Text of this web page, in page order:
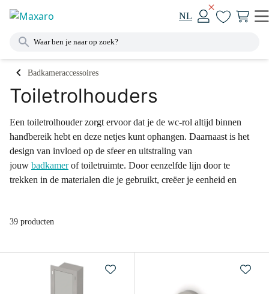
NL
Badkameraccessoires
Toiletrolhouders
Een toiletrolhouder zorgt ervoor dat je de wc-rol altijd binnen
handbereik hebt en deze netjes kunt ophangen. Daarnaast is het
design van invloed op de sfeer en uitstraling van
jouw badkamerof toiletruimte. Door eenzelfde lijn door te
trekken in de materialen die je gebruikt, creëer je eenheid en
van onze showrooms.
39 producten